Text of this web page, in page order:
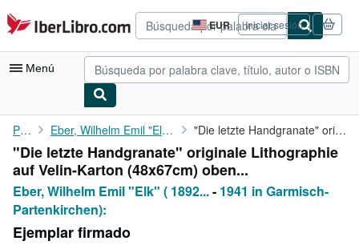
Pasar al contenido principal
IberLibro.com EUR
Preferencias
de
compra
del
Iniciar sesión
Menú
Mi cuenta
Consultar mis pedidos
Búsqueda avanzada
Colecciones
Libros antiguos
Portada Eber, Wilhelm Emil "Elk" ( 1892 in Haardt, heute ein... "Die letzte Handgranate" originale Lithographie auf Velin-Karton...
"Die letzte Handgranate" originale Lithographie
auf Velin-Karton (48x67cm) oben...
Eber, Wilhelm Emil "Elk" ( 1892...- 1941 in Garmisch-
Partenkirchen):
Ejemplar firmado